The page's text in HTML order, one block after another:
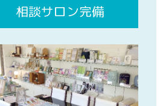
相談サロン完備